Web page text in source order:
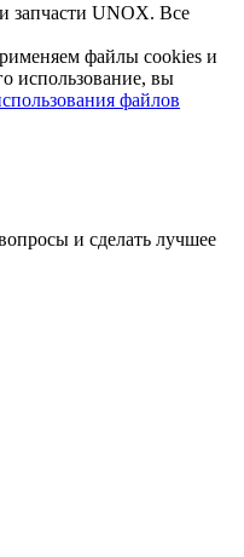
запчасти UNOX. Все
файлы cookies и
использование, вы
файлов
и сделать лучшее